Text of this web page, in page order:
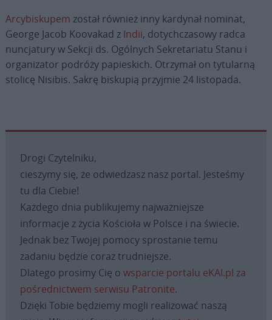
Arcybiskupem został również inny kardynał nominat,
George Jacob Koovakad z Indii, dotychczasowy radca
nuncjatury w Sekcji ds. Ogólnych Sekretariatu Stanu i
organizator podróży papieskich. Otrzymał on tytularną
stolicę Nisibis. Sakrę biskupią przyjmie 24 listopada.
Drogi Czytelniku,
cieszymy się, że odwiedzasz nasz portal. Jesteśmy
tu dla Ciebie!
Każdego dnia publikujemy najważniejsze
informacje z życia Kościoła w Polsce i na świecie.
Jednak bez Twojej pomocy sprostanie temu
zadaniu będzie coraz trudniejsze.
Dlatego prosimy Cię o wsparcie portalu eKAI.pl za
pośrednictwem serwisu Patronite.
Dzięki Tobie będziemy mogli realizować naszą